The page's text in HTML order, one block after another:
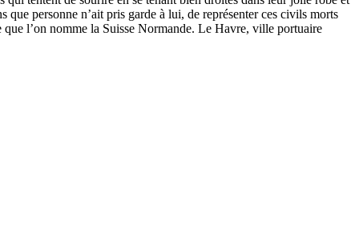
personne n’ait pris garde à lui, de représenter ces civils morts
l’on nomme la Suisse Normande. Le Havre, ville portuaire